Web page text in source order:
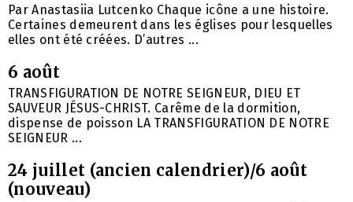
Par Anastasiia Lutcenko Chaque icône a une histoire.
Certaines demeurent dans les églises pour lesquelles
elles ont été créées. D’autres ...
6 août
TRANSFIGURATION DE NOTRE SEIGNEUR, DIEU ET
SAUVEUR JÉSUS-CHRIST. Carême de la dormition,
dispense de poisson LA TRANSFIGURATION DE NOTRE
SEIGNEUR ...
24 juillet (ancien calendrier)/6 août
(nouveau)